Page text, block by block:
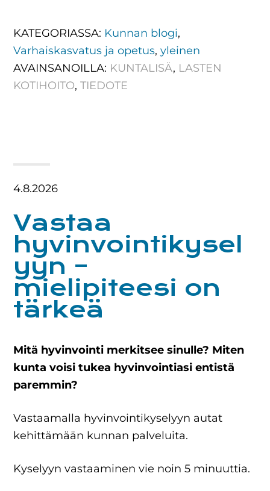
KATEGORIASSA: Kunnan blogi,
Varhaiskasvatus ja opetus,yleinen
AVAINSANOILLA: KUNTALISÄ, LASTEN
KOTIHOITO,TIEDOTE
4.8.2026
Vastaa
hyvinvointikysel
yyn –
mielipiteesi on
tärkeä
Mitä hyvinvointi merkitsee sinulle? Miten
kunta voisi tukea hyvinvointiasi entistä
paremmin?
Vastaamalla hyvinvointikyselyyn autat
kehittämään kunnan palveluita.
Kyselyyn vastaaminen vie noin 5 minuuttia.